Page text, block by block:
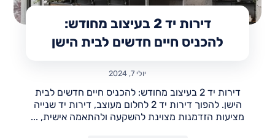
דירות יד 2 בעיצוב מחודש:
להכניס חיים חדשים לבית הישן
יולי 7, 2024
דירות יד 2 בעיצוב מחודש: להכניס חיים חדשים לבית
הישן. להפוך דירות יד 2 לחלום מעוצב, דירות יד שנייה
מציעות הזדמנות מצוינת להשקעה ולהתאמה אישית, ...